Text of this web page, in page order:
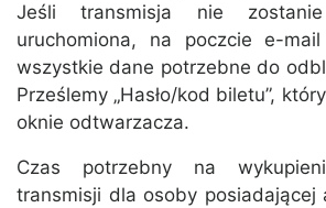
Jeśli transmisja nie zostanie
uruchomiona, na poczcie e-
wszystkie dane potrzebne do
Prześlemy „Hasło/kod biletu”,
oknie odtwarzacza.
Czas potrzebny na
transmisji dla osoby posiadającej